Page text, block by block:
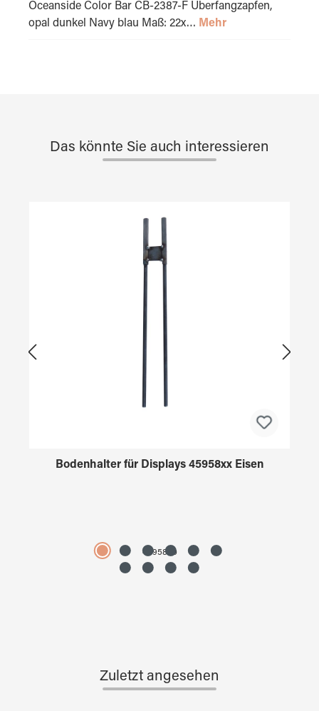
Oceanside Color Bar CB-2387-F Überfangzapfen,
opal dunkel Navy blau Maß: 22x… Mehr
Das könnte Sie auch interessieren
Bodenhalter für Displays 45958xx Eisen
4595890
Zuletzt angesehen